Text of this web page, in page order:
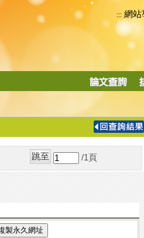
::: 網站
導
/1 頁
製永久網址